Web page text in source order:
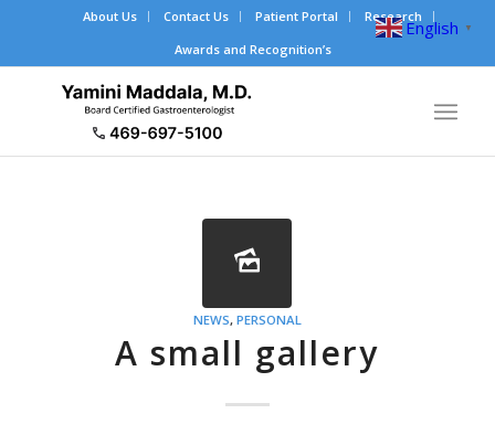
About Us Contact Us Patient Portal
Research
Awards and Recognition’s
NEWS, PERSONAL
A small gallery
English ▼